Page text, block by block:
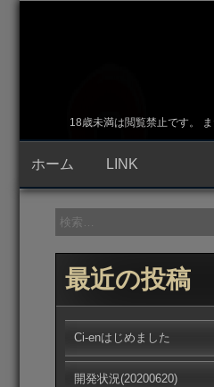
プ
18歳未満は閲覧禁止です。
ホーム LINK
検
索:
最近の投稿
Ci-enはじめました
開発状況(20200620)